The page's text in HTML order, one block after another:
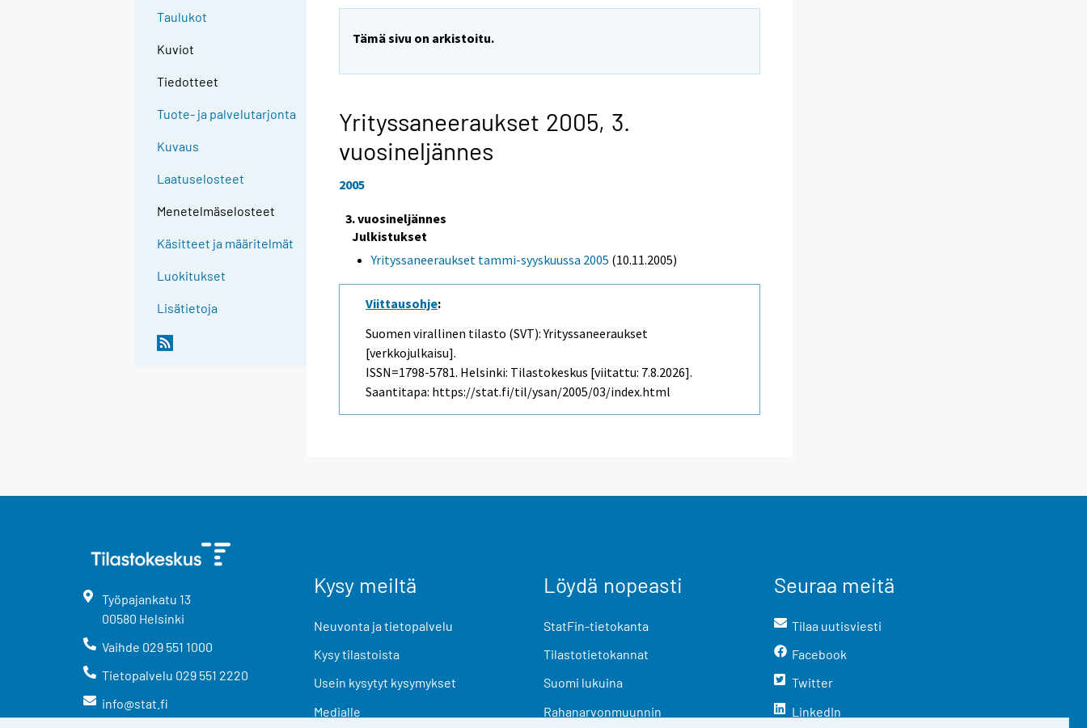
Taulukot
Kuviot
Tiedotteet
Tuote- ja palvelutarjonta
Kuvaus
Laatuselosteet
Menetelmäselosteet
Käsitteet ja määritelmät
Luokitukset
Lisätietoja
Tämä sivu on arkistoitu.
Yrityssaneeraukset 2005, 3.
vuosineljännes
2005
3. vuosineljännes
Julkistukset
Yrityssaneeraukset tammi-syyskuussa 2005 (10.11.2005)
Viittausohje:
Suomen virallinen tilasto (SVT): Yrityssaneeraukset
[verkkojulkaisu].
ISSN=1798-5781. Helsinki: Tilastokeskus [viitattu: 7.8.2026].
Saantitapa: https://stat.fi/til/ysan/2005/03/index.html
Työpajankatu 13
00580 Helsinki
Vaihde 029 551 1000
Tietopalvelu 029 551 2220
info@stat.fi
Kysy meiltä
Neuvonta ja tietopalvelu
Kysy tilastoista
Usein kysytyt kysymykset
Medialle
Löydä nopeasti
StatFin-tietokanta
Tilastotietokannat
Suomi lukuina
Rahanarvonmuunnin
Seuraa meitä
Tilaa uutisviesti
Facebook
Twitter
LinkedIn